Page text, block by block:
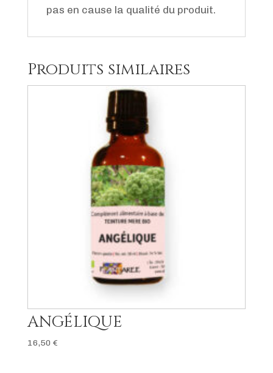
pas en cause la qualité du produit.
Produits similaires
ANGÉLIQUE
16,50 €